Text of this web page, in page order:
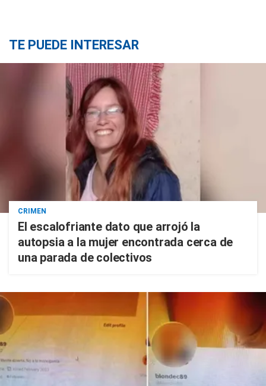
TE PUEDE INTERESAR
CRIMEN
El escalofriante dato que arrojó la
autopsia a la mujer encontrada cerca de
una parada de colectivos